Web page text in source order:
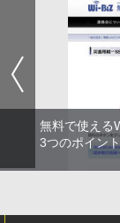
無料で使える
3つのポイント